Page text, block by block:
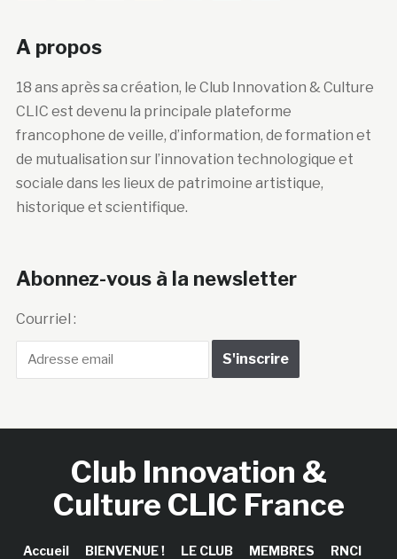
A propos
18 ans après sa création, le Club Innovation & Culture
CLIC est devenu la principale plateforme
francophone de veille, d’information, de formation et
de mutualisation sur l’innovation technologique et
sociale dans les lieux de patrimoine artistique,
historique et scientifique.
Abonnez-vous à la newsletter
Courriel :
Club Innovation &
Culture CLIC France
Accueil BIENVENUE ! LE CLUB MEMBRES RNCI